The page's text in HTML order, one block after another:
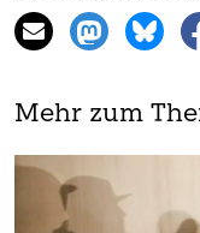
Mehr zum